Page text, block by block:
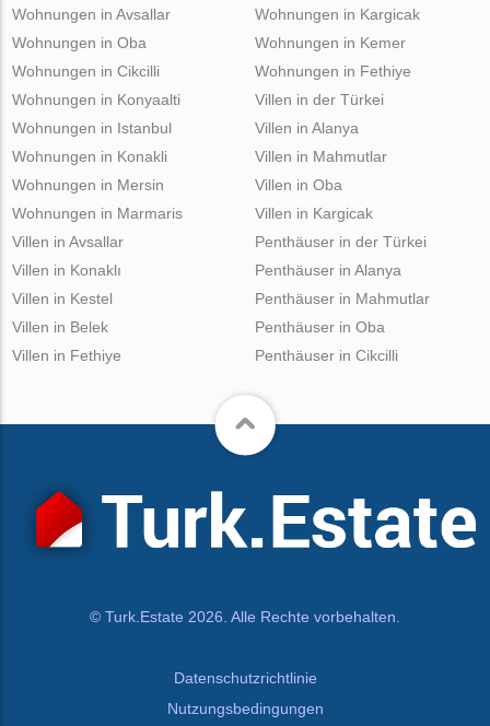
Wohnungen in Avsallar
Wohnungen in Oba
Wohnungen in Cikcilli
Wohnungen in Kargicak
Wohnungen in Kemer
Wohnungen in Fethiye
Wohnungen in Konyaalti
Wohnungen in Istanbul
Wohnungen in Konakli
Wohnungen in Mersin
Wohnungen in Marmaris
Villen in der Türkei
Villen in Alanya
Villen in Mahmutlar
Villen in Oba
Villen in Kargicak
Villen in Avsallar
Villen in Konaklı
Villen in Kestel
Villen in Belek
Villen in Fethiye
Penthäuser in der Türkei
Penthäuser in Alanya
Penthäuser in Mahmutlar
Penthäuser in Oba
Penthäuser in Cikcilli
© Turk.Estate 2026. Alle Rechte vorbehalten.
Datenschutzrichtlinie
Nutzungsbedingungen